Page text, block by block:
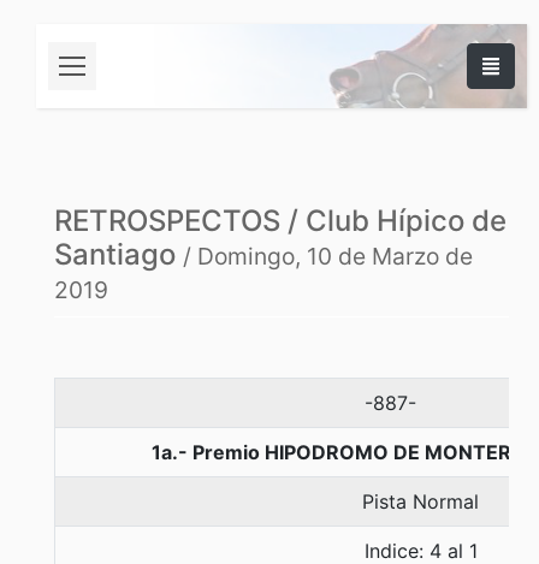
RETROSPECTOS / Club Hípico de
Santiago / Domingo, 10 de Marzo de
2019
-887-
1a.- Premio HIPODROMO DE
Pista Normal
Indice: 4 al 1